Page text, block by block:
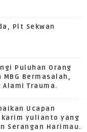
Plt Sekwan
Puluhan Orang
Bermasalah,
Trauma.
Ucapan
karim yulianto yang
Serangan Harimau.